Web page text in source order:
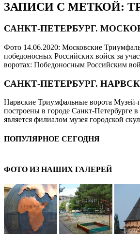
ЗАПИСИ С МЕТКОЙ:
САНКТ-ПЕТЕРБУРГ.
Фото 14.06.2020: Московские
победоносных Российских войск за
воротах: Победоносным Российским
САНКТ-ПЕТЕРБУРГ.
Нарвские Триумфальные ворота Музей-
построены в городе Санкт-Петербурге
является филиалом музея городской
ПОПУЛЯРНОЕ СЕГОДНЯ
ФОТО ИЗ НАШИХ ГАЛЕРЕЙ